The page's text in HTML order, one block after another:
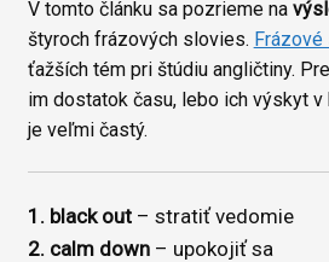
Prihlásiť
V tomto článku sa pozrieme na
štyroch frázových slovies.
ťažších tém pri štúdiu angličtiny.
im dostatok času, lebo ich výskyt
je veľmi častý.
1. black out– stratiť vedomie
2. calm down– upokojiť sa